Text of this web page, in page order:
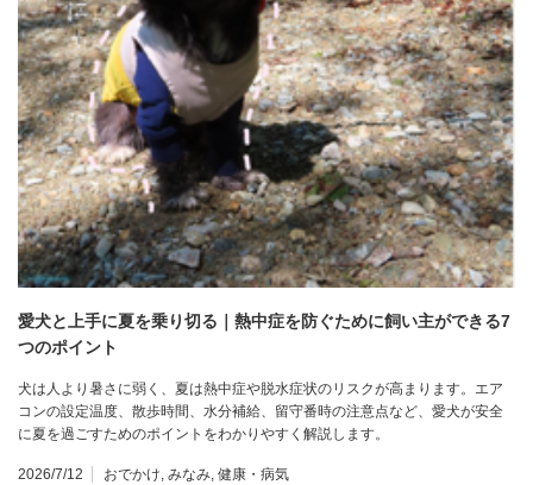
愛犬と上手に夏を乗り切る｜熱中症を防ぐために飼い主ができる7
つのポイント
犬は人より暑さに弱く、夏は熱中症や脱水症状のリスクが高まります。エア
コンの設定温度、散歩時間、水分補給、留守番時の注意点など、愛犬が安全
に夏を過ごすためのポイントをわかりやすく解説します。
2026/7/12 おでかけ, みなみ, 健康・病気